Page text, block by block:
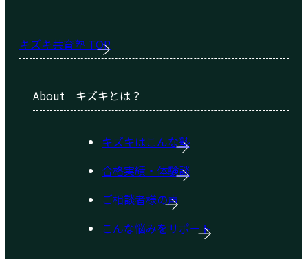
キズキ共育塾 TOP
About キズキとは？
キズキはこんな塾
合格実績・体験談
ご相談者様の声
こんな悩みをサポート